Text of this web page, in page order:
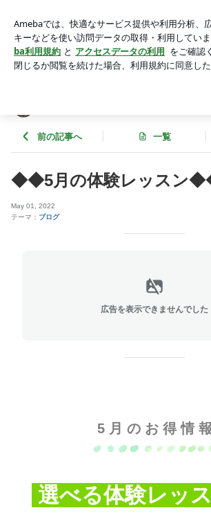
アプリをダウンロードして ブログの更新通知
を
ょう。
前の記事へ 一覧
◆◆5月の体験レッスン
May 01, 2022
テーマ： ブログ
広告を表示できませんでした
5 月 の お 得 情 報
選べる体験レッ